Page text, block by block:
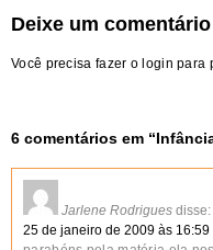
Deixe um comentário
Você precisa fazer o login para
6 comentários em “
Jarlene Rodrigues disse:
25 de janeiro de 2009 às 16:59